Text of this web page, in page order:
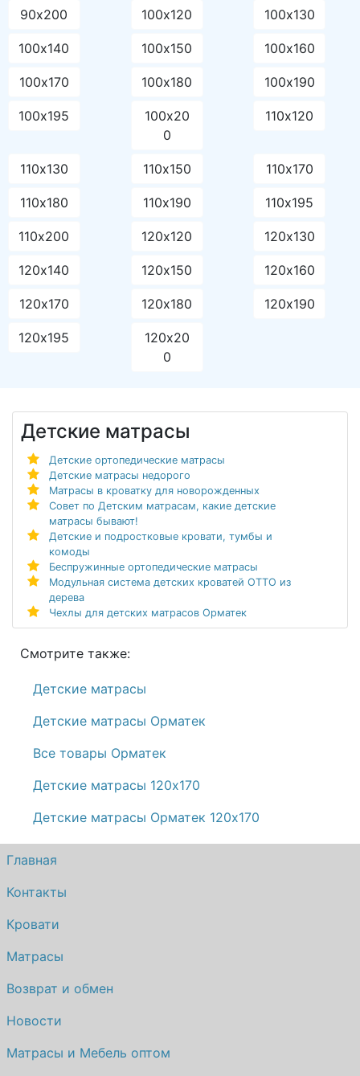
90х200 100х120 100х130
100х140 100х150 100х160
100х170 100х180 100х190
100х195
100х20
0
110х120
110х130 110х150 110х170
110х180 110х190 110х195
110х200 120х120 120х130
120х140 120х150 120х160
120х170 120х180 120х190
120х195
120х20
0
Детские матрасы
Детские ортопедические матрасы
Детские матрасы недорого
Матрасы в кроватку для новорожденных
Совет по Детским матрасам, какие детские
матрасы бывают!
Детские и подростковые кровати, тумбы и
комоды
Беспружинные ортопедические матрасы
Модульная система детских кроватей ОТТО из
дерева
Чехлы для детских матрасов Орматек
Смотрите также:
Детские матрасы
Детские матрасы Орматек
Все товары Орматек
Детские матрасы 120х170
Детские матрасы Орматек 120х170
Главная
Контакты
Кровати
Матрасы
Возврат и обмен
Новости
Матрасы и Мебель оптом